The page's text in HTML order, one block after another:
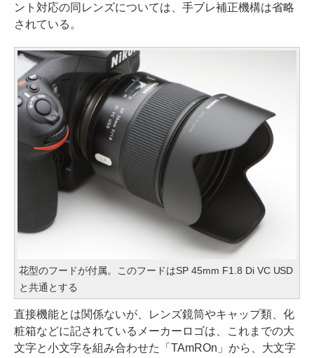
ント対応の同レンズについては、手ブレ補正機構は省略
されている。
花型のフードが付属。このフードはSP 45mm F1.8 Di VC USD
と共通とする
直接機能とは関係ないが、レンズ鏡筒やキャップ類、化
粧箱などに記されているメーカーロゴは、これまでの大
文字と小文字を組み合わせた「TAmROn」から、大文字